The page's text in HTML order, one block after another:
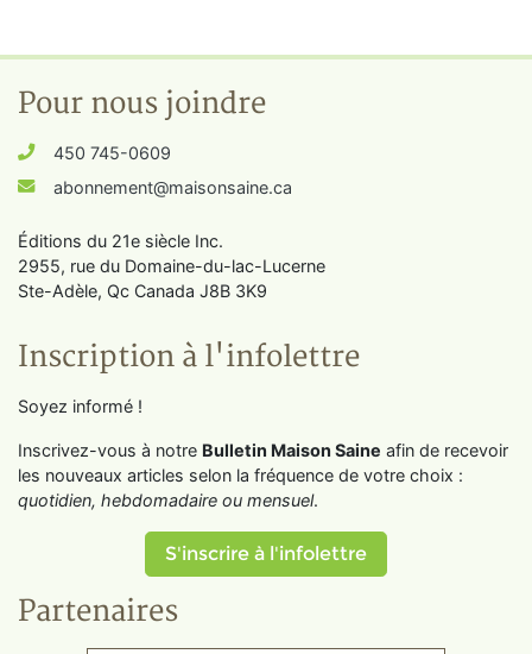
Pour nous joindre
450 745-0609
abonnement@maisonsaine.ca
Éditions du 21e siècle Inc.
2955, rue du Domaine-du-lac-Lucerne
Ste-Adèle, Qc Canada J8B 3K9
Inscription à l'infolettre
Soyez informé !
Inscrivez-vous à notre Bulletin Maison Saine afin de recevoir
les nouveaux articles selon la fréquence de votre choix :
quotidien, hebdomadaire ou mensuel.
S'inscrire à l'infolettre
Partenaires